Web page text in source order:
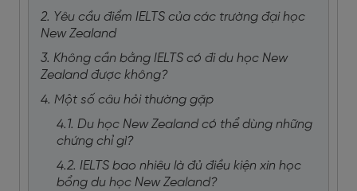
2. Yêu cầu điểm IELTS của các trường đại học
New Zealand
3. Không cần bằng IELTS có đi du học New
Zealand được không?
4. Một số câu hỏi thường gặp
4.1. Du học New Zealand có thể dùng những
chứng chỉ gì?
4.2. IELTS bao nhiêu là đủ điều kiện xin học
bổng du học New Zealand?